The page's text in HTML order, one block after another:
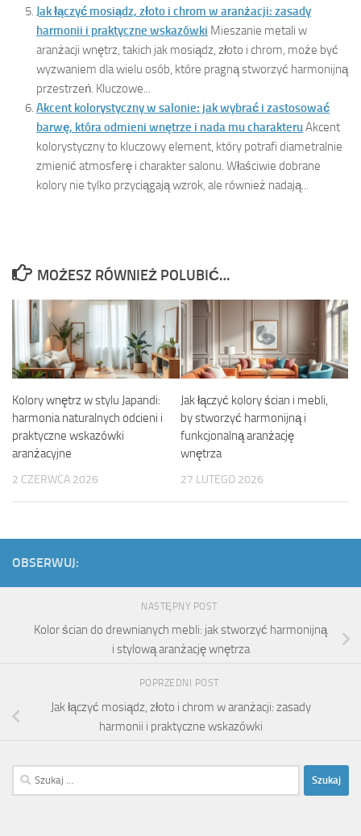
Jak łączyć mosiądz, złoto i chrom w aranżacji: zasady
harmonii i praktyczne wskazówki Mieszanie metali w
aranżacji wnętrz, takich jak mosiądz, złoto i chrom, może być
wyzwaniem dla wielu osób, które pragną stworzyć harmonijną
przestrzeń. Kluczowe...
Akcent kolorystyczny w salonie: jak wybrać i zastosować
barwę, która odmieni wnętrze i nada mu charakteruAkcent
kolorystyczny to kluczowy element, który potrafi diametralnie
zmienić atmosferę i charakter salonu. Właściwie dobrane
kolory nie tylko przyciągają wzrok, ale również nadają...
MOŻESZ RÓWNIEŻ POLUBIĆ…
Kolory wnętrz w stylu Japandi:
harmonia naturalnych odcieni i
praktyczne wskazówki
aranżacyjne
2 CZERWCA 2026
Jak łączyć kolory ścian i mebli,
by stworzyć harmonijną i
funkcjonalną aranżację
wnętrza
27 LUTEGO 2026
OBSERWUJ:
NASTĘPNY POST
Kolor ścian do drewnianych mebli: jak stworzyć harmonijną
i stylową aranżację wnętrza
POPRZEDNI POST
Jak łączyć mosiądz, złoto i chrom w aranżacji: zasady
harmonii i praktyczne wskazówki
Szukaj: